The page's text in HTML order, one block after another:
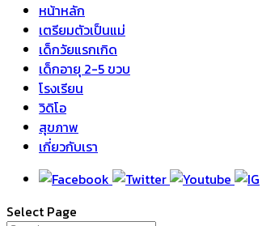
หน้าหลัก
เตรียมตัวเป็นแม่
เด็กวัยแรกเกิด
เด็กอายุ 2-5 ขวบ
โรงเรียน
วิดิโอ
สุขภาพ
เกี่ยวกับเรา
Select Page